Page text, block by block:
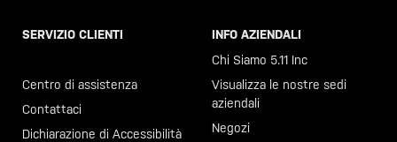
SERVIZIO CLIENTI
Centro di assistenza
Contattaci
Dichiarazione di Accessibilità
INFO AZIENDALI
Chi Siamo 5.11 Inc
Visualizza le nostre sedi
aziendali
Negozi